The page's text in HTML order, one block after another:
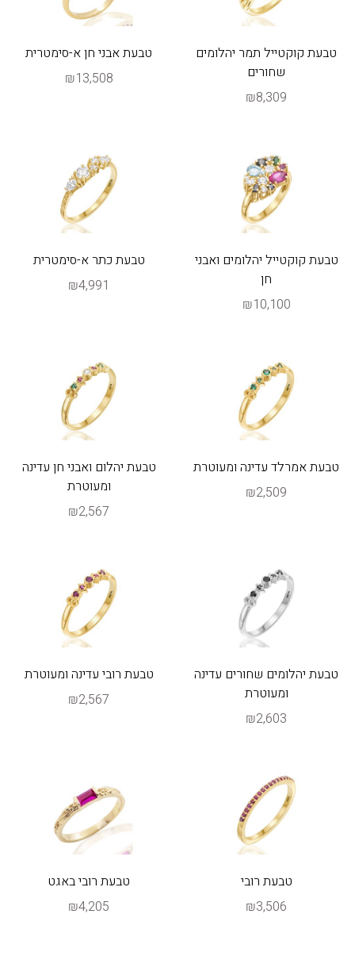
טבעת קוקטייל תמר יהלומים
שחורים
₪8,309
טבעת אבני חן א-סימטרית
₪13,508
טבעת קוקטייל יהלומים ואבני
חן
₪10,100
טבעת כתר א-סימטרית
₪4,991
טבעת אמרלד עדינה ומעוטרת
₪2,509
טבעת יהלום ואבני חן עדינה
ומעוטרת
₪2,567
טבעת יהלומים שחורים עדינה
ומעוטרת
₪2,603
טבעת רובי עדינה ומעוטרת
₪2,567
טבעת רובי
₪3,506
טבעת רובי באגט
₪4,205